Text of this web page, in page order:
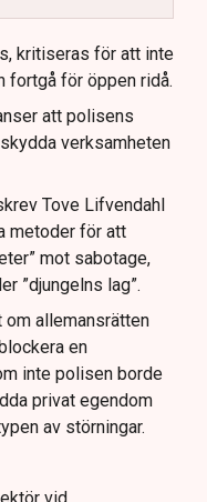
polis
när det gäller
och gränser.
kritiseras för att inte
fortgå för öppen ridå.
att polisens
verksamheten
Tove Lifvendahl
metoder för att
mot sabotage,
”djungelns lag”.
allemansrätten
en
inte polisen borde
privat egendom
av störningar.